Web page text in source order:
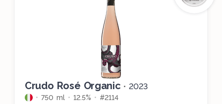
Crudo Rosé Organic • 2023
750 ml 12.5% #2114